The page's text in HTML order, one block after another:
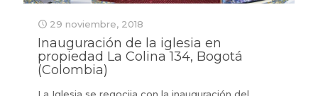
29 noviembre, 2018
Inauguración de la iglesia en
propiedad La Colina 134, Bogotá
(Colombia)